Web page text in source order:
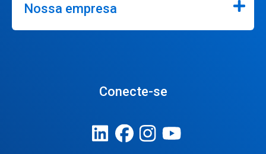
Nossa empresa
Conecte-se